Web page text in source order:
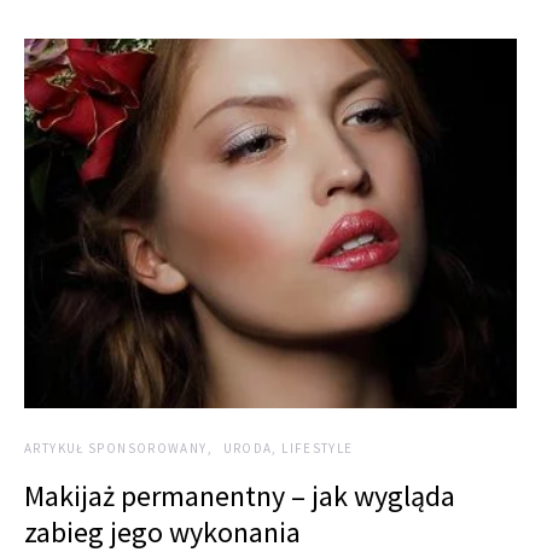
ARTYKUŁ SPONSOROWANY URODA, LIFESTYLE
Makijaż permanentny – jak wygląda
zabieg jego wykonania